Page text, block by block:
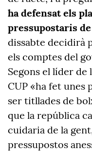
ha defensat els
pressupostaris de
dissabte decidirà
els comptes del
Segons el líder de
CUP «ha fet unes
ser titllades de
que la república
cuidaria de la
pressupostos